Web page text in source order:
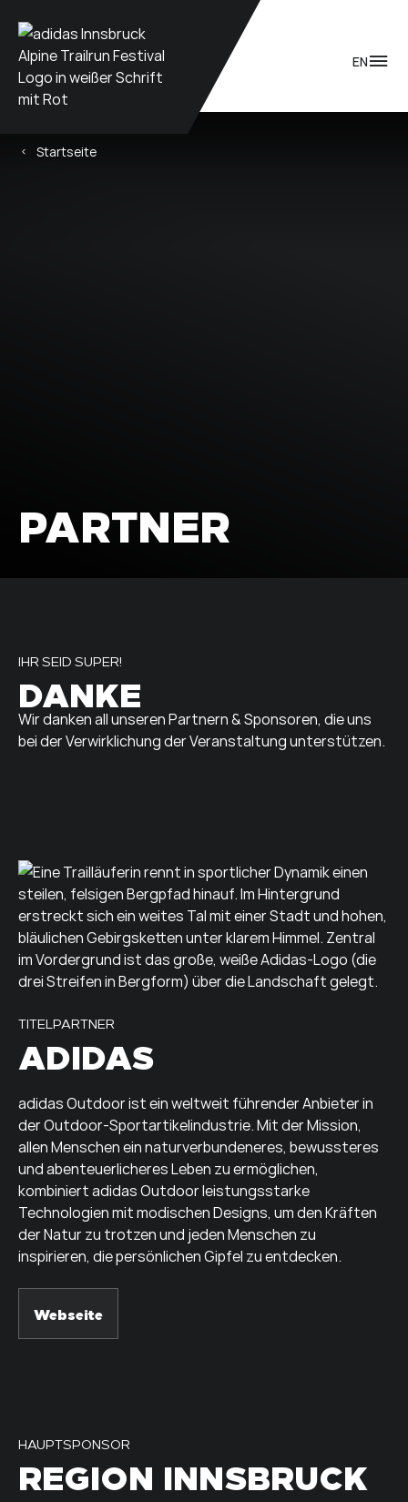
Zum Inhalt
EN
Startseite
PARTNER
IHR SEID SUPER!
DANKE
Wir danken all unseren Partnern & Sponsoren, die uns
bei der Verwirklichung der Veranstaltung unterstützen.
TITELPARTNER
ADIDAS
adidas Outdoor ist ein weltweit führender Anbieter in
der Outdoor-Sportartikelindustrie. Mit der Mission,
allen Menschen ein naturverbundeneres, bewussteres
und abenteuerlicheres Leben zu ermöglichen,
kombiniert adidas Outdoor leistungsstarke
Technologien mit modischen Designs, um den Kräften
der Natur zu trotzen und jeden Menschen zu
inspirieren, die persönlichen Gipfel zu entdecken.
Webseite
HAUPTSPONSOR
REGION INNSBRUCK